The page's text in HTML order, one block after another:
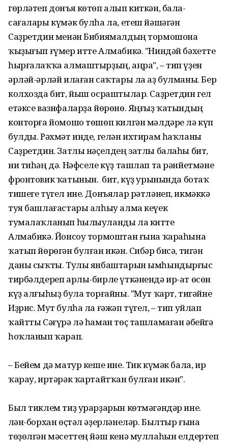
гөрләтеп донъя көтөп алып киткән, бала-
сағалары күмәк булһа ла, етеш йәшәгән
Саҙретдин менән Бибиямалдың тормошона
ҡыҙығып ғүмер итте Алмабикә. "Ниндәй бәхетте
һырғалаҡҡа алмаштырҙың, аңра", – тип үҙен
әрләй-әрләй илаған саҡтары ла аҙ булманы. Бер
колхозда бит, йыш осраштылар. Саҙретдин гел
етәксе вазифаларҙа йөрөнө. Яңғыҙ ҡатындың
конторға йомошо төшөп килгән мәлдәре лә күп
булды. Рәхмәт инде, гелән ихтирам һаҡланы
Саҙретдин. Затлы нәҫелдең затлы балаһы бит,
ни тиһәң дә. Нәфселе күҙ ташлап та рәнйетмәне
фронтовик ҡатынын. Ә бит, күҙ урынында ботаҡ
тишеге түгел ине. Донъялар рәтләнеп, икмәккә
туя башлағастары алһыу алма кеүек
тумалаҡланып һылыуланды ла китте
Алмабикә. Йонсоу тормоштан ғына ҡараһына
ҡатып йөрөгән булған икән. Сибәр бисә, тигән
даны сыҡты. Тулы янбаштарын ымһындырғыс
тирбәлдереп арлы-бирле үткәнендә ир-ат өсөн
күҙ алғыһыҙ була торғайны. "Мут ҡарт, тигәйне
Иҙрис. Мут булһа ла ғәжәп түгел, – тип уйлап
ҡайтты Сәғүрә лә һаман төҫ ташламаған әбейгә
һоҡланып ҡарап.
– Бейем дә матур кеше ине. Тик күмәк бала, ир
ҡарау, иртәрәк ҡартайтҡан булған икән".
Был тиклем тиҙ урарҙарын көтмәгәндәр ине.
Әлән-борхан өҫтәл әҙерләнеләр. Былтыр ғына
төҙөлгән мәсеттең йәш кенә муллаһын елдертеп